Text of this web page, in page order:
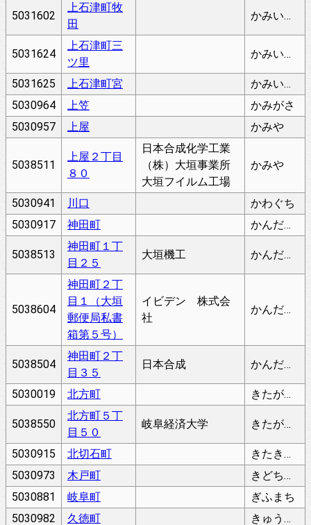
5031602
上石津町牧
田
かみいしづちょうまきだ
5031624
上石津町三
ツ里
かみいしづちょうみつさと
5031625 上石津町宮
かみいしづちょうみや
5030964
上笠
かみがさ
5030957
上屋 かみや
5038511
上屋２丁目
８０
日本合成化学工業
（株）大垣事業所
大垣フイルム工場
かみや
5030941 川口
かわぐち
5030917
神田町 かんだちょう
5038513
神田町１丁
目２５
大垣機工 かんだちょう
5038604
神田町２丁
目１（大垣
郵便局私書
箱第５号）
イビデン 株式会
社
かんだちょう
5038504
神田町２丁
目３５
日本合成 かんだちょう
5030019 北方町 きたがたちょう
5038550
北方町５丁
目５０
岐阜経済大学 きたがたちょう
5030915 北切石町
きたきりいしちょう
5030973
木戸町
きどちょう
5030881
岐阜町
ぎふまち
5030982
久徳町 きゅうとくちょう